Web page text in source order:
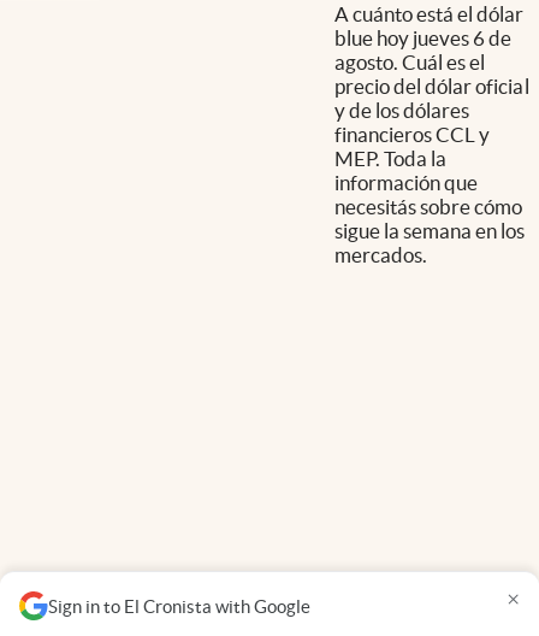
Sign in to El Cronista with Google ×
A cuánto está el dólar
blue hoy jueves 6 de
agosto. Cuál es el
precio del dólar oficial
y de los dólares
financieros CCL y
MEP. Toda la
información que
necesitás sobre cómo
sigue la semana en los
mercados.